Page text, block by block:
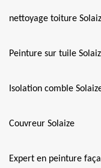
nettoyage toiture
Peinture sur tuile
Isolation comble
Couvreur Solaize
Expert en peinture